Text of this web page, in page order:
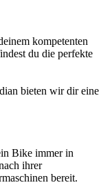
kompetenten
du die perfekte
bieten wir dir eine
Bike immer in
ihrer
bereit.